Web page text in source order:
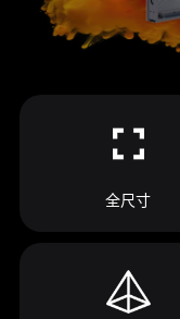
全尺寸